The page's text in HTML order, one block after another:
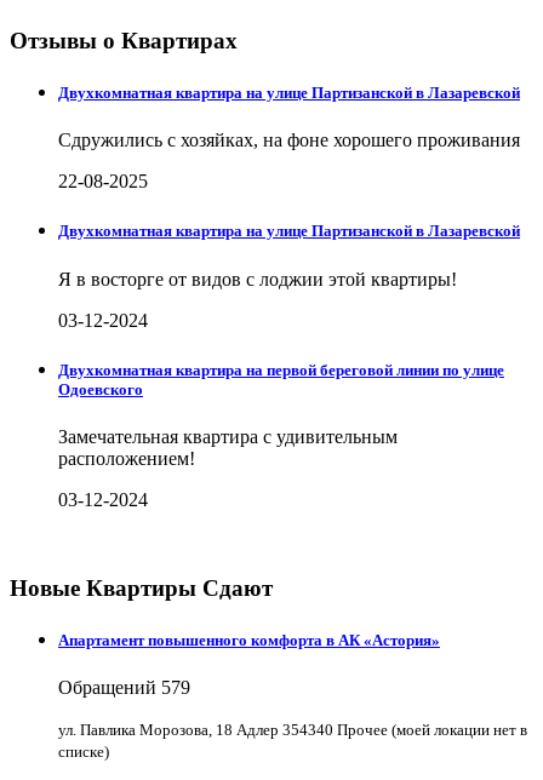
Отзывы о Квартирах
Двухкомнатная квартира на улице Партизанской в Лазаревской
Сдружились с хозяйках, на фоне хорошего проживания
22-08-2025
Двухкомнатная квартира на улице Партизанской в Лазаревской
Я в восторге от видов с лоджии этой квартиры!
03-12-2024
Двухкомнатная квартира на первой береговой линии по улице
Одоевского
Замечательная квартира с удивительным
расположением!
03-12-2024
Новые Квартиры Сдают
Апартамент повышенного комфорта в АК «Астория»
Обращений 579
ул. Павлика Морозова, 18 Адлер 354340 Прочее (моей локации нет в
списке)